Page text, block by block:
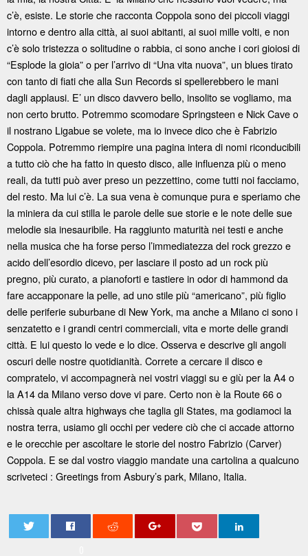
c’è, esiste. Le storie che racconta Coppola sono dei piccoli viaggi
intorno e dentro alla città, ai suoi abitanti, ai suoi mille volti, e non
c’è solo tristezza o solitudine o rabbia, ci sono anche i cori gioiosi di
“Esplode la gioia” o per l’arrivo di “Una vita nuova”, un blues tirato
con tanto di fiati che alla Sun Records si spellerebbero le mani
dagli applausi. E’ un disco davvero bello, insolito se vogliamo, ma
non certo brutto. Potremmo scomodare Springsteen e Nick Cave o
il nostrano Ligabue se volete, ma io invece dico che è Fabrizio
Coppola. Potremmo riempire una pagina intera di nomi riconducibili
a tutto ciò che ha fatto in questo disco, alle influenza più o meno
reali, da tutti può aver preso un pezzettino, come tutti noi facciamo,
del resto. Ma lui c’è. La sua vena è comunque pura e speriamo che
la miniera da cui stilla le parole delle sue storie e le note delle sue
melodie sia inesauribile. Ha raggiunto maturità nei testi e anche
nella musica che ha forse perso l’immediatezza del rock grezzo e
acido dell’esordio dicevo, per lasciare il posto ad un rock più
pregno, più curato, a pianoforti e tastiere in odor di hammond da
fare accapponare la pelle, ad uno stile più “americano”, più figlio
delle periferie suburbane di New York, ma anche a Milano ci sono i
senzatetto e i grandi centri commerciali, vita e morte delle grandi
città. E lui questo lo vede e lo dice. Osserva e descrive gli angoli
oscuri delle nostre quotidianità. Correte a cercare il disco e
compratelo, vi accompagnerà nei vostri viaggi su e giù per la A4 o
la A14 da Milano verso dove vi pare. Certo non è la Route 66 o
chissà quale altra highways che taglia gli States, ma godiamoci la
nostra terra, usiamo gli occhi per vedere ciò che ci accade attorno
e le orecchie per ascoltare le storie del nostro Fabrizio (Carver)
Coppola. E se dal vostro viaggio mandate una cartolina a qualcuno
scriveteci : Greetings from Asbury’s park, Milano, Italia.